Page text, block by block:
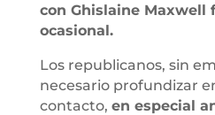
con Ghislaine Maxwell
ocasional.
Los republicanos, sin
necesario profundizar
contacto, en especial